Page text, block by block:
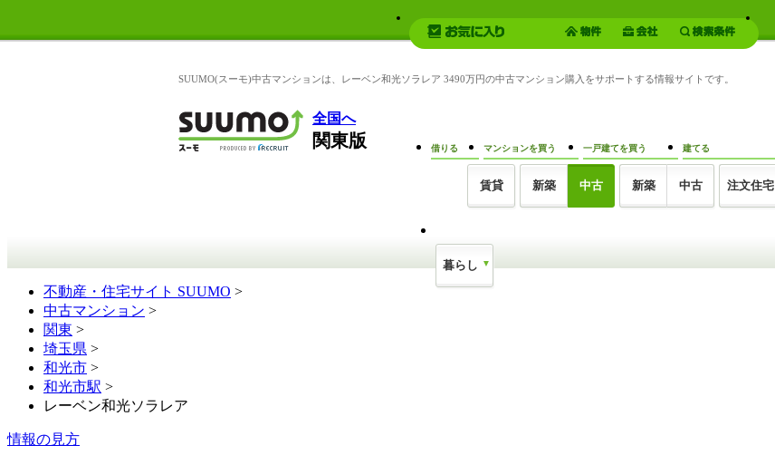
SUUMO(スーモ)中古マンションは、レーベン和光ソラレア 3490万円の中古マンション購入をサポートする情報サイトです。
全国へ
関東版 借りる
賃貸
マンションを買う
新築 中古
一戸建てを買う
新築 中古
建てる
注文住宅
暮らし
不動産・住宅サイト SUUMO >
中古マンション >
関東 >
埼玉県 >
和光市 >
和光市駅 >
レーベン和光ソラレア
情報の見方